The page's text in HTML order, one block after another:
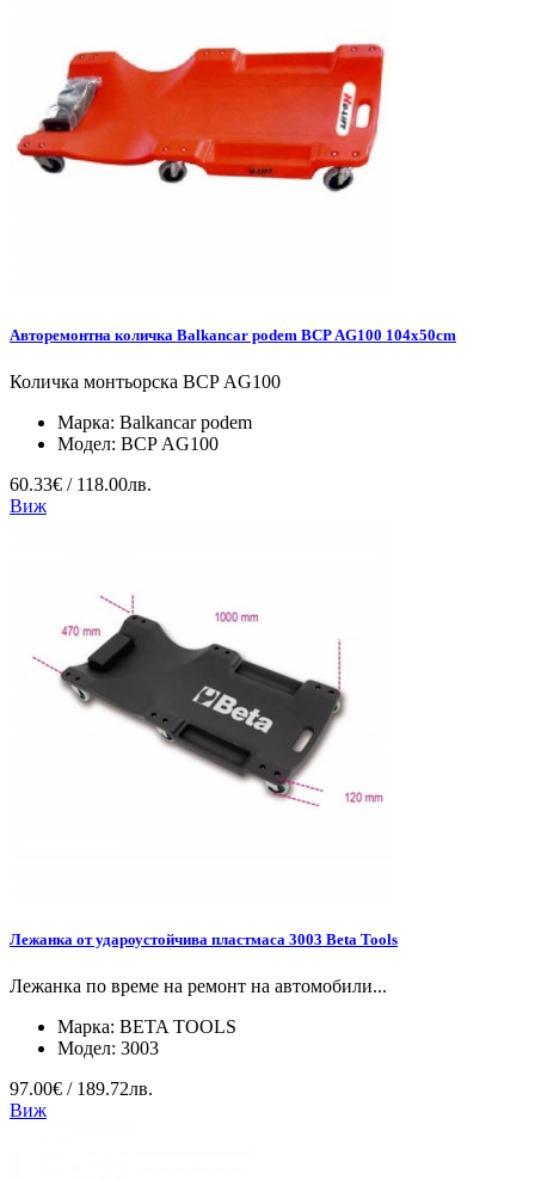
Авторемонтна количка Balkancar podem BCP АG100 104x50cm
Количка монтьорска BCP АG100
Марка: Balkancar podem
Модел: BCP АG100
60.33€ / 118.00лв.
Виж
Лежанка от удароустойчива пластмаса 3003 Beta Tools
Лежанка по време на ремонт на автомобили...
Марка: BETA TOOLS
Модел: 3003
97.00€ / 189.72лв.
Виж